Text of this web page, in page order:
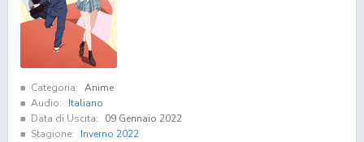
Categoria: Anime
Audio:
Italiano
Data di Uscita:
09 Gennaio 2022
Stagione:
Inverno 2022